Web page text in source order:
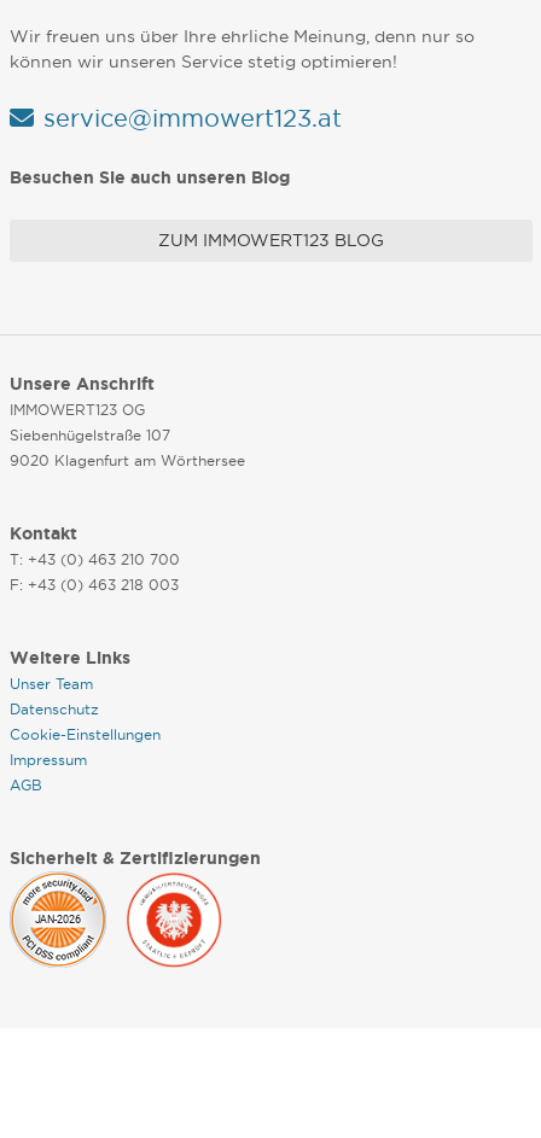
Wir freuen uns über Ihre ehrliche Meinung, denn nur so
können wir unseren Service stetig optimieren!
service@immowert123.at
Besuchen Sie auch unseren Blog
ZUM IMMOWERT123 BLOG
Unsere Anschrift
IMMOWERT123 OG
Siebenhügelstraße 107
9020 Klagenfurt am Wörthersee
Kontakt
T: +43 (0) 463 210 700
F: +43 (0) 463 218 003
Weitere Links
Unser Team
Datenschutz
Cookie-Einstellungen
Impressum
AGB
Sicherheit & Zertifizierungen